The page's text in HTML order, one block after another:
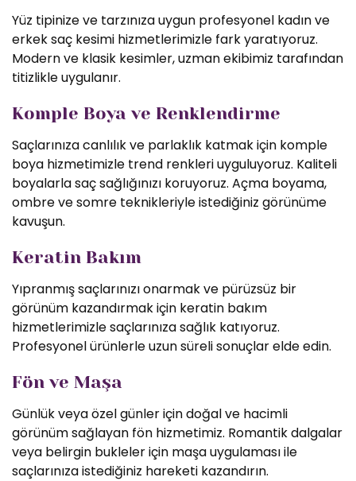
Yüz tipinize ve tarzınıza uygun profesyonel kadın ve
erkek saç kesimi hizmetlerimizle fark yaratıyoruz.
Modern ve klasik kesimler, uzman ekibimiz tarafından
titizlikle uygulanır.
Komple Boya ve Renklendirme
Saçlarınıza canlılık ve parlaklık katmak için komple
boya hizmetimizle trend renkleri uyguluyoruz. Kaliteli
boyalarla saç sağlığınızı koruyoruz. Açma boyama,
ombre ve somre teknikleriyle istediğiniz görünüme
kavuşun.
Keratin Bakım
Yıpranmış saçlarınızı onarmak ve pürüzsüz bir
görünüm kazandırmak için keratin bakım
hizmetlerimizle saçlarınıza sağlık katıyoruz.
Profesyonel ürünlerle uzun süreli sonuçlar elde edin.
Fön ve Maşa
Günlük veya özel günler için doğal ve hacimli
görünüm sağlayan fön hizmetimiz. Romantik dalgalar
veya belirgin bukleler için maşa uygulaması ile
saçlarınıza istediğiniz hareketi kazandırın.